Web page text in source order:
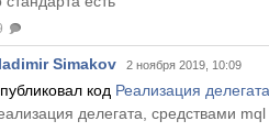
Simakov 2 ноября 2019, 10:09
код Реализация делегата
делегата, средствами mql